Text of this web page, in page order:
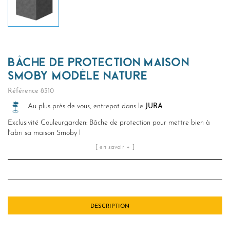
BÂCHE DE PROTECTION MAISON
SMOBY MODÈLE NATURE
Référence 8310
Au plus près de vous, entrepot dans le JURA
Exclusivité Couleurgarden: Bâche de protection pour mettre bien à
l'abri sa maison Smoby !
[ en savoir + ]
DESCRIPTION